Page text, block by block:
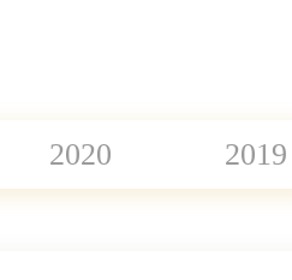
2020 2019